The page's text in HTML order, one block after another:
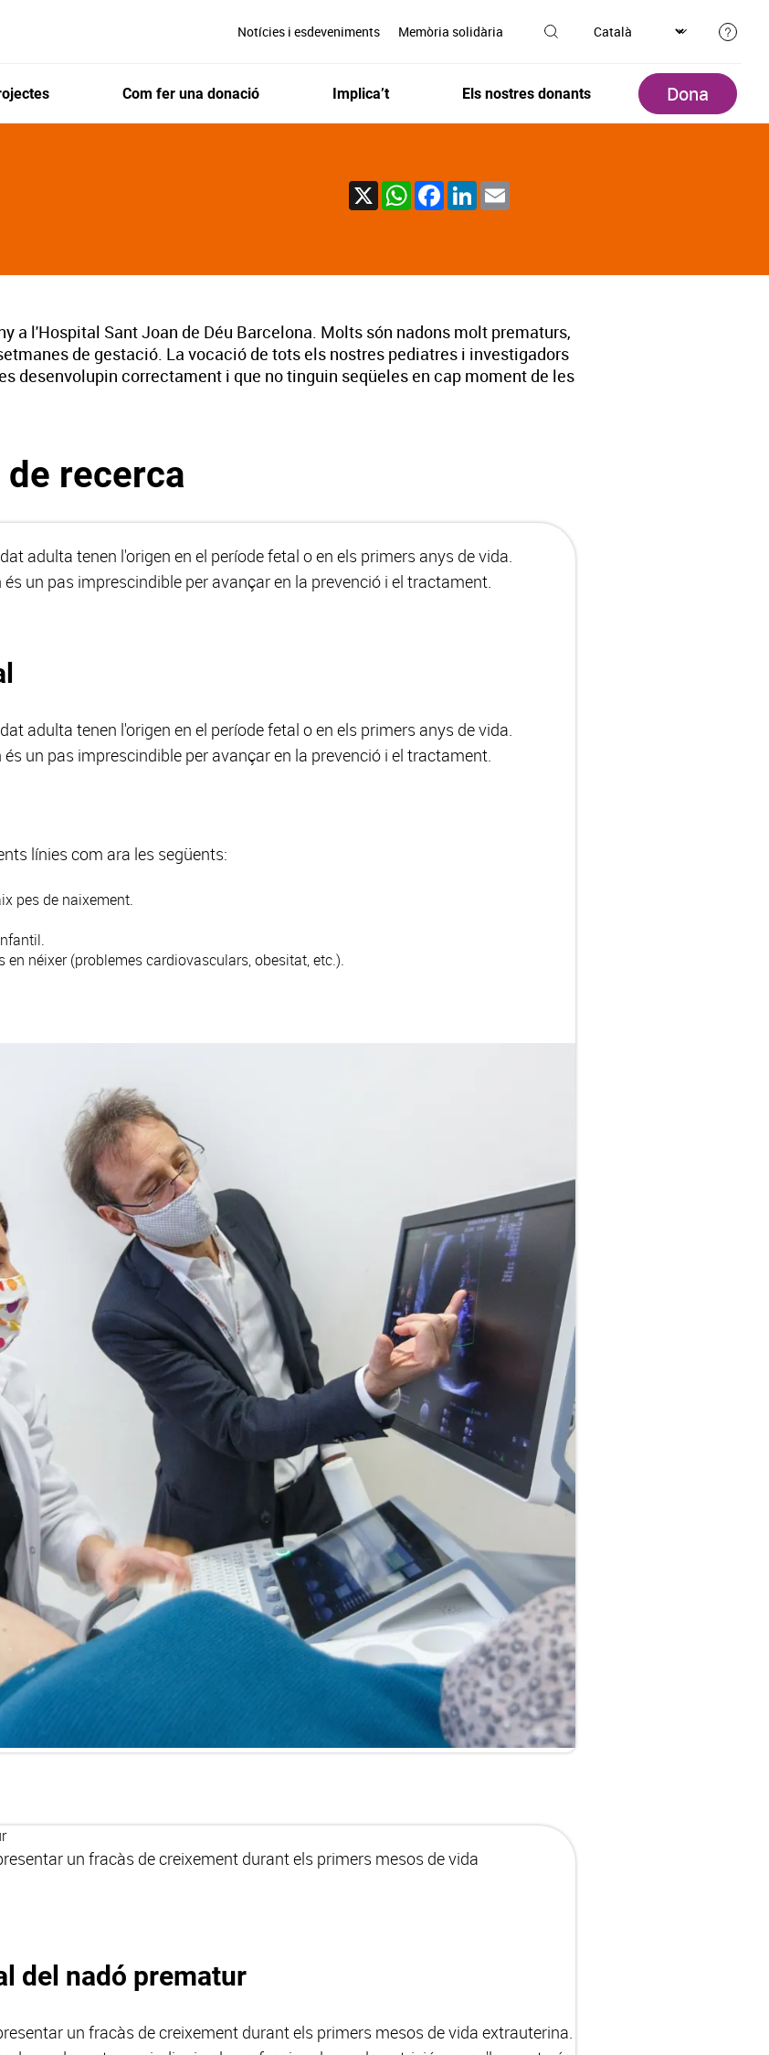
Notícies i esdeveniments Memòria solidària
Com fer una donació Implica’t Els nostres donants Dona
X WhatsAppFacebook
LinkedIn
a l'Hospital Sant Joan de Déu Barcelona. Molts són nadons molt prematurs,
de gestació. La vocació de tots els nostres pediatres i investigadors
desenvolupin correctament i que no tinguin seqüeles en cap moment de les
recerca
adulta tenen l'origen en el període fetal o en els primers anys de vida.
un pas imprescindible per avançar en la prevenció i el tractament.
adulta tenen l'origen en el període fetal o en els primers anys de vida.
un pas imprescindible per avançar en la prevenció i el tractament.
línies com ara les següents:
pes de naixement.
néixer (problemes cardiovasculars, obesitat, etc.).
un fracàs de creixement durant els primers mesos de vida
del nadó prematur
un fracàs de creixement durant els primers mesos de vida extrauterina.